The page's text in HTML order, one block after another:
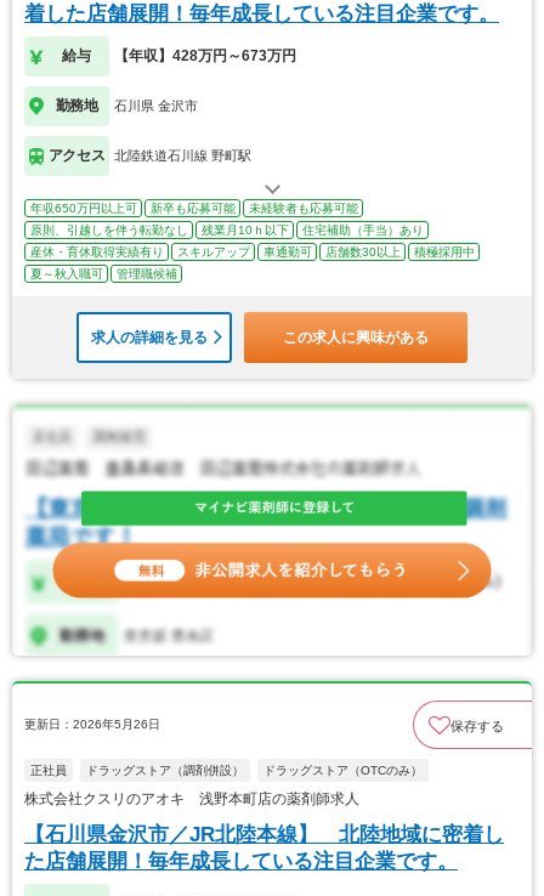
着した店舗展開！毎年成長している注目企業です。
給与 【年収】428万円～673万円
勤務地 石川県 金沢市
アクセス 北陸鉄道石川線 野町駅
年収650万円以上可 新卒も応募可能
未経験者も応募可能
原則、引越しを伴う転勤なし
残業月10ｈ以下
住宅補助（手当）あり
産休・育休取得実績有り
スキルアップ 車通勤可 店舗数30以上
積極採用中
夏～秋入職可
管理職候補
求人の詳細を見る この求人に興味がある
更新日：2026年5月26日 保存する
正社員 ドラッグストア（調剤併設） ドラッグストア（OTCのみ）
株式会社クスリのアオキ 浅野本町店の薬剤師求人
【石川県金沢市／JR北陸本線】 北陸地域に密着し
た店舗展開！毎年成長している注目企業です。